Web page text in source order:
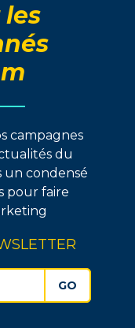
les
campagnes
du
un condensé
pour faire
GO